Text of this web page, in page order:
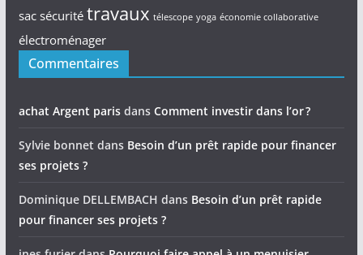
sac sécurité travaux télescope yoga économie collaborative
électroménager
Commentaires
achat Argent parisdans Comment investir dans l’or ?
Sylvie bonnet dans Besoin d’un prêt rapide pour financer
ses projets ?
Dominique DELLEMBACH dans Besoin d’un prêt rapide
pour financer ses projets ?